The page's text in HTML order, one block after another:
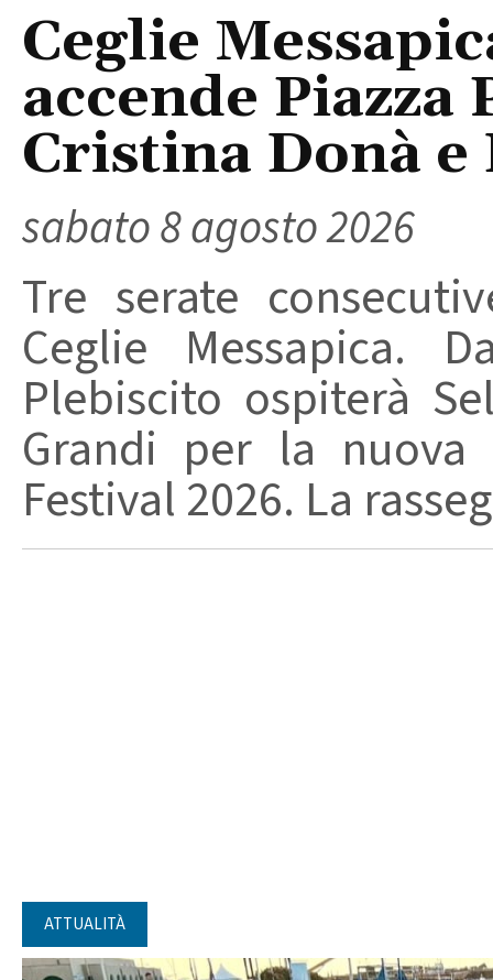
Ceglie
accende
Cristina Donà
sabato 8 agosto 2026
Tre serate
Ceglie Messapica.
Plebiscito ospiterà
Grandi per la
Festival 2026. La
ATTUALITÀ